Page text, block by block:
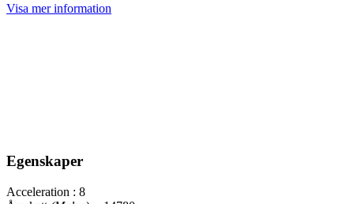
Visa mer information
Egenskaper
Acceleration : 8